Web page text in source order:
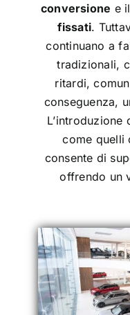
conversione e
fissati.
continuano a
tradizionali,
ritardi,
conseguenza,
L’introduzione
come quelli
consente di
offrendo un